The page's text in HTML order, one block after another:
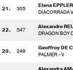
21. 305
Elena EPPLER
DIACORRADA
22. 547
Alexandre
DRAGON BOY
23. 249
Geoffroy DE
PALMER - V